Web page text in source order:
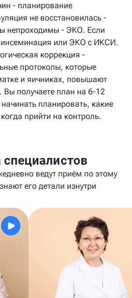
- планирование
не восстановилась -
непроходимы - ЭКО. Если
инсеминация или ЭКО с ИКСИ.
коррекция -
протоколы, которые
и яичниках, повышают
получаете план на 6-12
планировать, какие
прийти на контроль.
ведут приём по этому
его детали изнутри